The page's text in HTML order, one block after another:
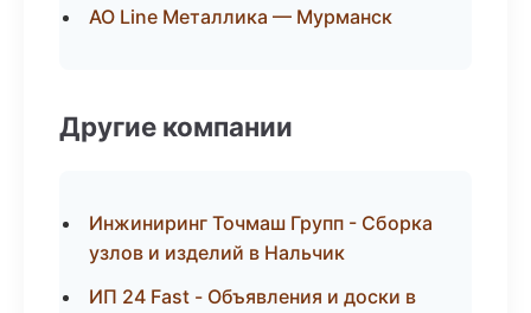
АО Line Металлика — Мурманск
Другие компании
Инжиниринг Точмаш Групп - Сборка
узлов и изделий в Нальчик
ИП 24 Fast - Объявления и доски в